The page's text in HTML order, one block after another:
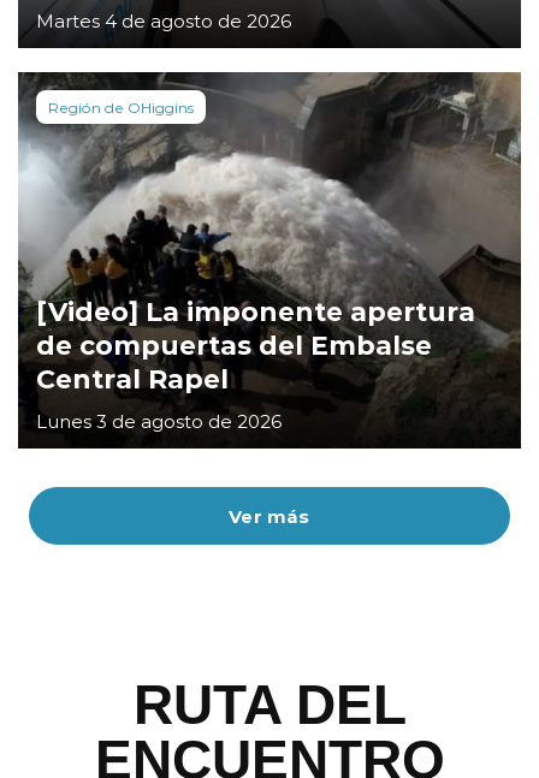
Ver más
Martes 4 de agosto de 2026
Región de OHiggins
[Video] La imponente apertura
de compuertas del Embalse
Central Rapel
Lunes 3 de agosto de 2026
RUTA DEL
ENCUENTRO